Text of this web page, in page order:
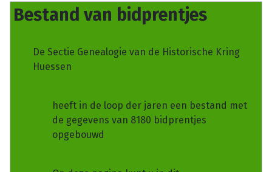
Bestand van bidprentjes
De Sectie Genealogie van de Historische Kring
Huessen
heeft in de loop der jaren een bestand met
de gegevens van 8180 bidprentjes
opgebouwd